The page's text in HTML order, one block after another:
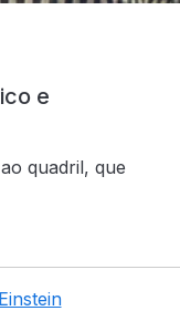
e
quadril, que